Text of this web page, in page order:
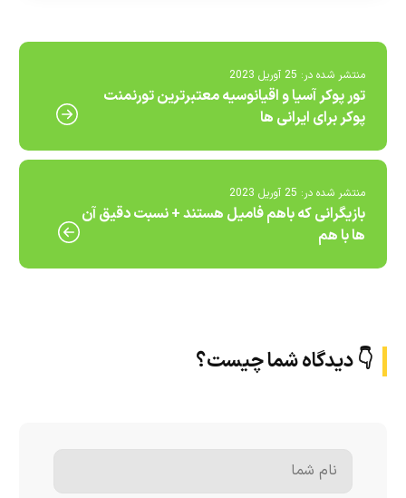
منتشر شده در: 25 آوریل 2023
تور پوکر آسیا و اقیانوسیه معتبرترین تورنمنت
پوکر برای ایرانی ها
منتشر شده در: 25 آوریل 2023
بازیگرانی که باهم فامیل هستند + نسبت دقیق آن
ها با هم
👇 دیدگاه شما چیست؟